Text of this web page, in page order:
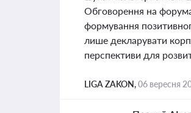
Обговорення на
формування
лише декларувати
перспективи для
LIGA ZAKON,06 вересня